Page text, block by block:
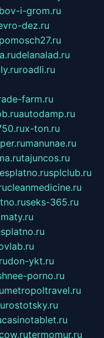
i-grom.ru
dez.ru
delanalad.ru
roadli.ru
farm.ru
autodamp.ru
x-ton.ru
manunae.ru
tajuncos.ru
splclub.ru
cleanmedicine.ru
seks-365.ru
don-ykt.ru
porno.ru
metropoltravel.ru
rostotsky.ru
casinotablet.ru
termomur.ru